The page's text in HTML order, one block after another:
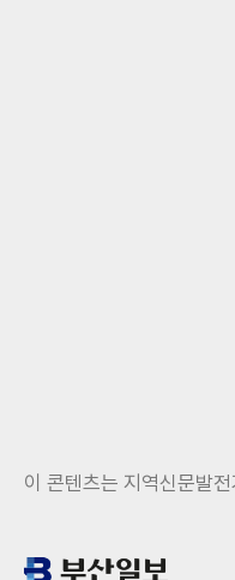
이 콘텐츠는 지역신문발